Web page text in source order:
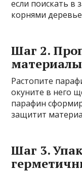
если поискать
корнями
Шаг 2.
Растопите
окуните в него
парафин
защитит
Шаг 3.